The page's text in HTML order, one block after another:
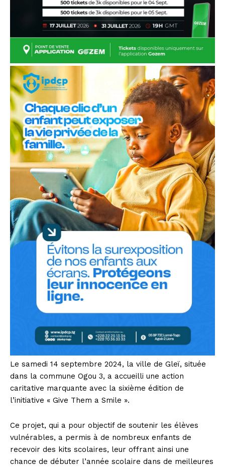
Le samedi 14 septembre 2024, la ville de Gleï, située
dans la commune Ogou 3, a accueilli une action
caritative marquante avec la sixième édition de
l’initiative « Give Them a Smile ».
Ce projet, qui a pour objectif de soutenir les élèves
vulnérables, a permis à de nombreux enfants de
recevoir des kits scolaires, leur offrant ainsi une
chance de débuter l’année scolaire dans de meilleures